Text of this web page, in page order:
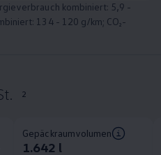
kombiniert: 5,9 -
134 - 120 g/km; CO₂-
2
Gepäckraumvolumen
1.642 l